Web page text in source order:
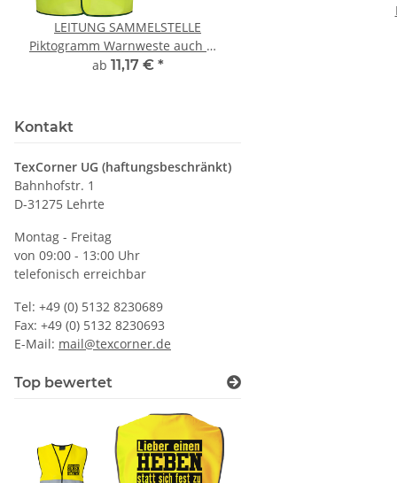
LEITUNG SAMMELSTELLE
Piktogramm Warnweste auch mit
vielen Taschen S-3XL
ab 11,17 € *
Feuerwehr
Kontakt
TexCorner UG (haftungsbeschränkt)
Bahnhofstr. 1
D-31275 Lehrte
Montag - Freitag
von 09:00 - 13:00 Uhr
telefonisch erreichbar
Tel: +49 (0) 5132 8230689
Fax: +49 (0) 5132 8230693
E-Mail: mail@texcorner.de
Top bewertet